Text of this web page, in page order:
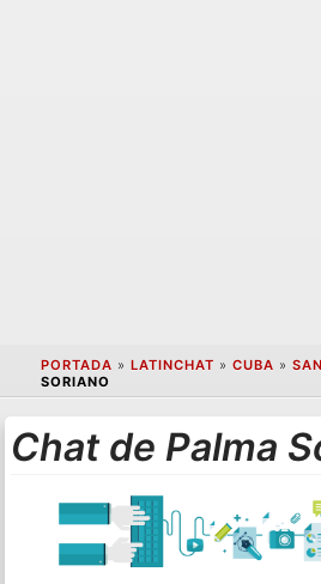
PORTADA » LATINCHAT » CUBA »
SORIANO
Chat de Palma